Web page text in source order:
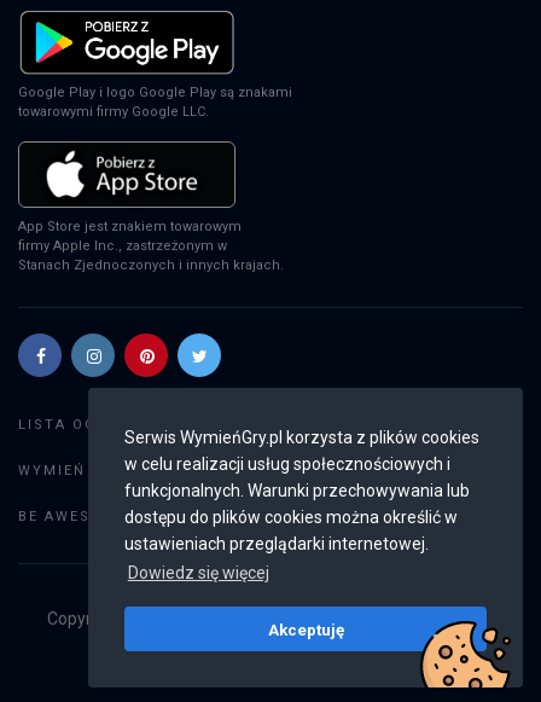
Serwis WymieńGry.pl korzysta z plików cookies
w celu realizacji usług społecznościowych i
funkcjonalnych. Warunki przechowywania lub
dostępu do plików cookies można określić w
ustawieniach przeglądarki internetowej.
Dowiedz się więcej
Akceptuję
Google Play i logo Google Play są znakami
towarowymi firmy Google LLC.
App Store jest znakiem towarowym
firmy Apple Inc., zastrzeżonym w
Stanach Zjednoczonych i innych krajach.
LISTA OGŁOSZEŃ:
WYMIEŃ GRY: Dodaj ogłoszenie
BE AWESOME: Weryfikacja konta
Copyright © 2019 - 2026
Wszystkie prawa
v2.8.4